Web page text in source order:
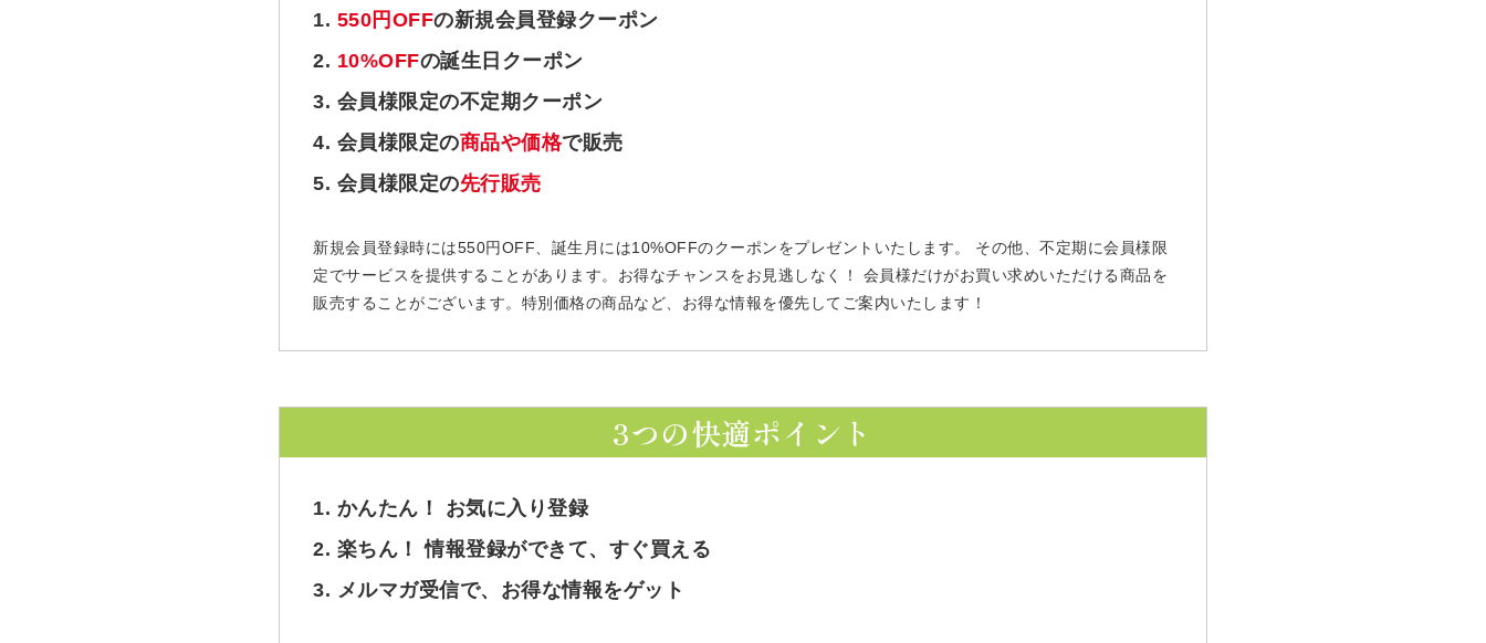
1. 550円OFFの新規会員登録クーポン
2. 10%OFFの誕生日クーポン
3. 会員様限定の不定期クーポン
4. 会員様限定の商品や価格で販売
5. 会員様限定の先行販売
新規会員登録時には550円OFF、誕生月には10%OFFのクーポンをプレゼントいたします。 その他、不定期に会員様限
定でサービスを提供することがあります。お得なチャンスをお見逃しなく！ 会員様だけがお買い求めいただける商品を
販売することがございます。特別価格の商品など、お得な情報を優先してご案内いたします！
3つの快適ポイント
1. かんたん！ お気に入り登録
2. 楽ちん！ 情報登録ができて、すぐ買える
3. メルマガ受信で、お得な情報をゲット